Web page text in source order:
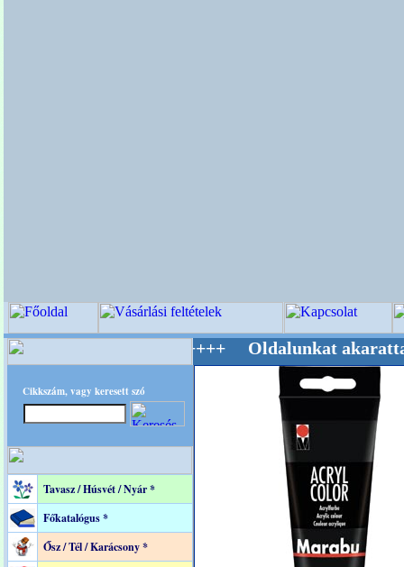
Cikkszám, vagy keresett szó
Tavasz / Húsvét / Nyár *
Főkatalógus *
Ősz / Tél / Karácsony *
+++++++ Oldalunkat akarattal